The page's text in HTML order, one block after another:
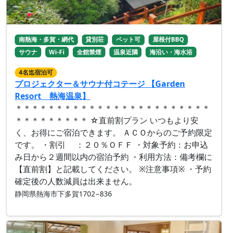
南熱海・多賀・網代 貸別荘 ペット可
屋根付BBQ
サウナ
Wi-Fi 全館禁煙 温泉近隣 海沿い・海水浴
4名迄宿泊可
プロジェクター＆サウナ付コテージ 【Garden
Resort 熱海温泉】
＊＊＊＊＊＊＊＊＊＊＊＊＊＊＊＊＊＊＊＊＊＊＊＊
＊＊＊＊＊＊＊＊＊ ☆直前割プラン いつもより安
く、お得にご宿泊できます。 ＡＣＯからのご予約限定
です。 ・割引 ：２０％ＯＦＦ ・対象予約：お申込
み日から２週間以内の宿泊予約 ・利用方法：備考欄に
【直前割】と記載してください。 ※注意事項※ ・予約
確定後の人数減員は出来ません。
静岡県熱海市下多賀1702−836